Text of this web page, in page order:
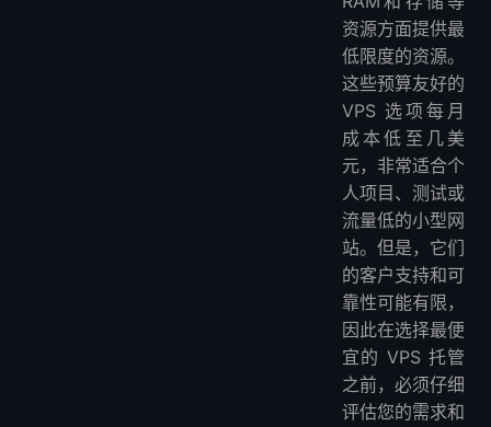
资源方面提供最
低限度的资源。
这些预算友好的
VPS 选项每月
成本低至几美
元，非常适合个
人项目、测试或
流量低的小型网
站。但是，它们
的客户支持和可
靠性可能有限，
因此在选择最便
宜的 VPS 托管
之前，必须仔细
评估您的需求和